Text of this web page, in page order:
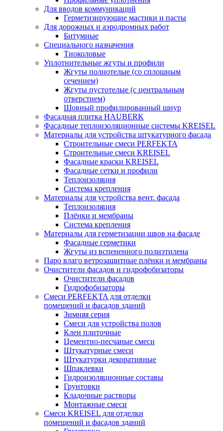
Для вводов коммуникаций
Герметизирующие мастики и пасты
Для дорожных и аэродромных работ
Битумные
Специального назначения
Тиоколовые
Уплотнительные жгуты и профили
Жгуты полнотелые (со сплошным
сечением)
Жгуты пустотелые (с центральным
отверстием)
Шовный профилированный шнур
Фасадная плитка HAUBERK
Фасадные теплоизоляционные системы KREISEL
Материалы для устройства штукатурного фасада
Строительные смеси PERFEKTA
Строительные смеси KREISEL
Фасадные краски KREISEL
Фасадные сетки и профили
Теплоизоляция
Система крепления
Материалы для устройства вент. фасада
Теплоизоляция
Плёнки и мембраны
Система крепления
Материалы для герметизации швов на фасаде
Фасадные герметики
Жгуты из вспененного полиэтилена
Паро влаго ветрозащитные плёнки и мембраны
Очистители фасадов и гидрофобизаторы
Очистители фасадов
Гидрофобизаторы
Смеси PERFEKTA для отделки
помещений и фасадов зданий
Зимняя серия
Смеси для устройства полов
Клеи плиточные
Цементно-песчаные смеси
Штукатурные смеси
Штукатурки декоративные
Шпаклевки
Гидроизоляционные составы
Грунтовки
Кладочные растворы
Монтажные смеси
Смеси KREISEL для отделки
помещений и фасадов зданий